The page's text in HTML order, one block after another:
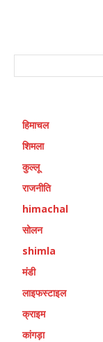
हिमाचल
शिमला
कुल्लू
राजनीति
himachal
सोलन
shimla
मंडी
लाइफस्टाइल
क्राइम
कांगड़ा